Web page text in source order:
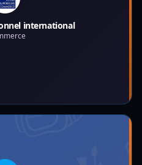
international